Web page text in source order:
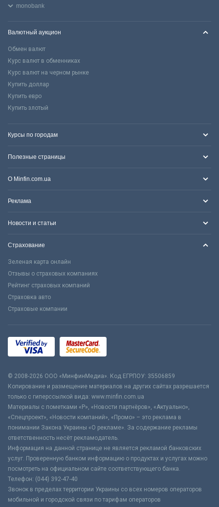
monobank
Валютный аукцион
Обмен валют
Курс валют в обменниках
Курс валют на черном рынке
Купить доллар
Купить евро
Купить злотый
Курсы по городам
Полезные страницы
О Minfin.com.ua
Реклама
Новости и статьи
Страхование
Зеленая карта онлайн
Отзывы о страховых компаниях
Рейтинг страховых компаний
Страховка авто
Страховые компании
© 2008-2026 ООО «МинфинМедиа». Код ЕГРПОУ: 35506859
Копирование и размещение материалов на других сайтах разрешается
только с гиперссылкой вида: www.minfin.com.ua
Материалы с пометками «Р», «Новости партнёров», «Актуально»,
«Спецпроект», «Новости компаний», «Промо» – это реклама в
понимании Закона Украины «О рекламе». За содержание рекламы
ответственность несёт рекламодатель.
Информация на данной странице не является рекламой банковских
услуг. Проверенную банком информацию о продуктах и услугах можно
посмотреть на официальном сайте соответствующего банка.
Телефон: (044) 392-47-40
Звонок в пределах территории Украины со всех номеров операторов
мобильной и городской связи по тарифам операторов